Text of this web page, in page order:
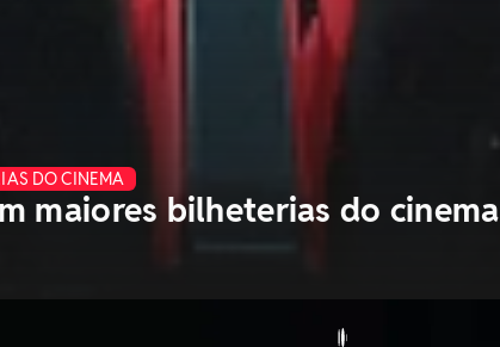
DO CINEMA
maiores bilheterias do cinema